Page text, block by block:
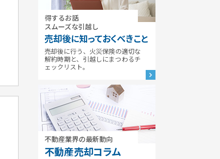
得するお話
スムーズな引越し
売却後に知っておくべきこと
売却後に行う、火災保険の適切な
解約時期と、引越しにまつわるチ
ェックリスト。
不動産業界の最新動向
不動産売却コラム